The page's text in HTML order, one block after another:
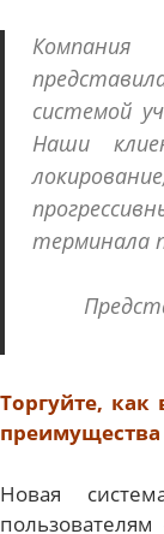
системой
Наши
терминала
Торгуйте, как
преимущества
Новая